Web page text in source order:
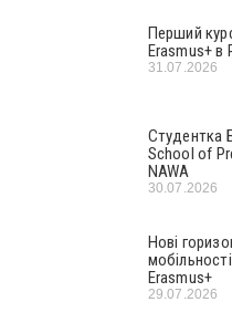
Перший
Erasmus+ в
31.07.2026
Студентка
School of
NAWA
30.07.2026
Нові
Erasmus+
29.07.2026